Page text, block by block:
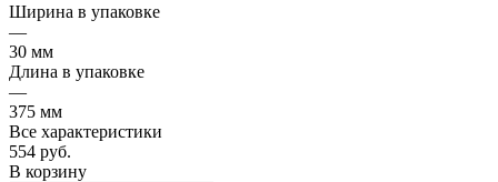
Ширина в упаковке
—
30 мм
Длина в упаковке
—
375 мм
Все характеристики
554 руб.
В корзину